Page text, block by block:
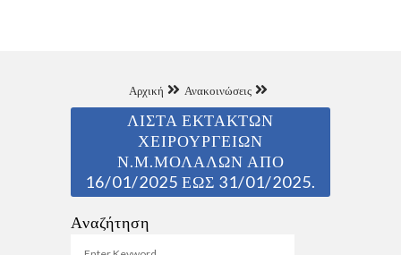
Αρχική Ανακοινώσεις
ΛΙΣΤΑ ΕΚΤΑΚΤΩΝ
ΧΕΙΡΟΥΡΓΕΙΩΝ
Ν.Μ.ΜΟΛΑΛΩΝ ΑΠΟ
16/01/2025 ΕΩΣ 31/01/2025.
Αναζήτηση